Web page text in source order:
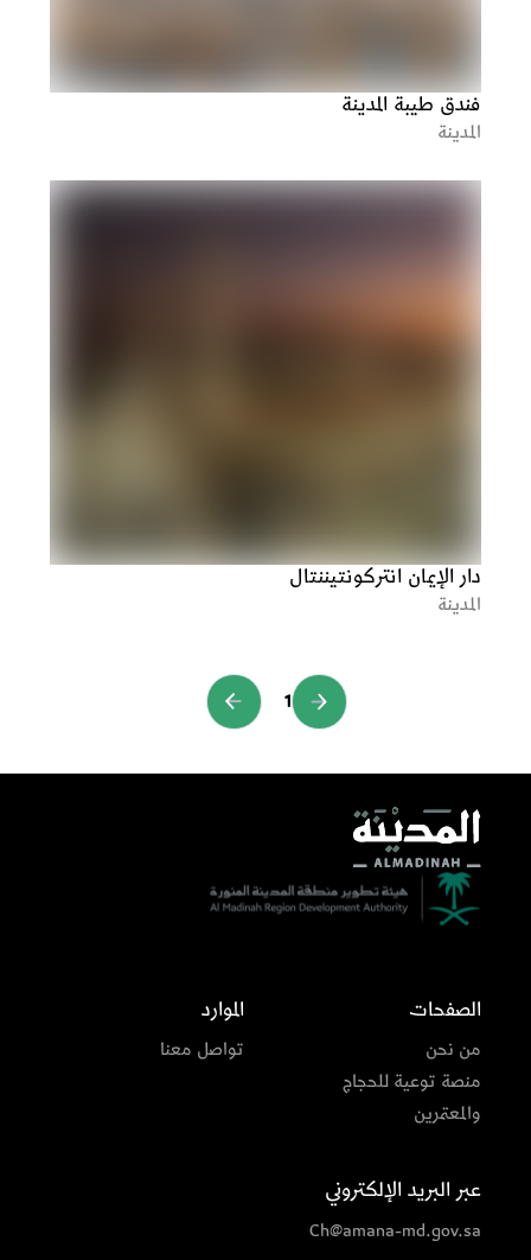
فندق طيبة المدينة
المدينة
دار الإيمان انتركونتيننتال
المدينة
1
الصفحات
من نحن
منصة توعية للحجاج
والمعتمرين
عبر البريد الإلكتروني
Ch@amana-md.gov.sa
الموارد
تواصل معنا